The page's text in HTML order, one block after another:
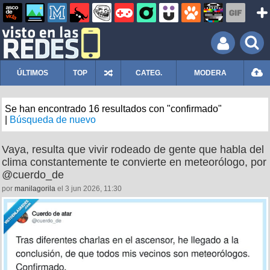
ÚLTIMOS TOP CATEG. MODERA
Se han encontrado 16 resultados con "confirmado"
Búsqueda de nuevo
Vaya, resulta que vivir rodeado de gente que habla del
clima constantemente te convierte en meteorólogo, por
@cuerdo_de
por manilagorila el 3 jun 2026, 11:30